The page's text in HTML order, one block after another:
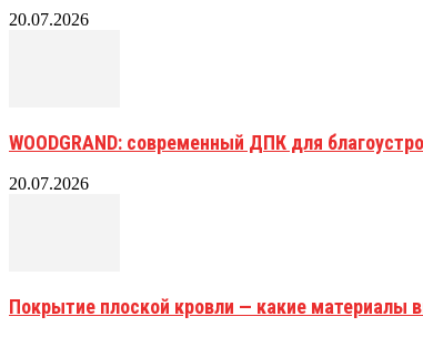
20.07.2026
WOODGRAND: современный ДПК для
20.07.2026
Покрытие плоской кровли — какие материалы